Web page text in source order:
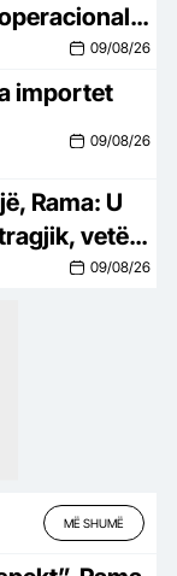
jetët e09/08/26
importet
09/08/26
Rama: U
vetëm
09/08/26
MË SHUMË